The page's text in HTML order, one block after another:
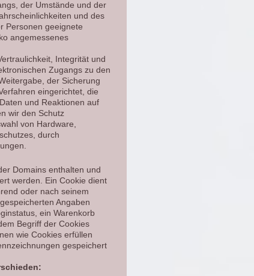
der Umstände und der
und des
Personen geeignete
angemessenes
Integrität und
Zugangs zu den
der Sicherung
eingerichtet, die
und Reaktionen auf
wir den Schutz
von Hardware,
durch
Domains enthalten und
werden. Ein Cookie dient
oder nach seinem
Angaben
ein Warenkorb
Begriff der Cookies
wie Cookies erfüllen
gespeichert